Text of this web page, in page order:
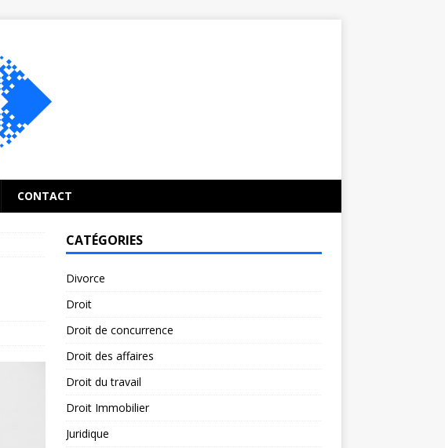
CONTACT
CATÉGORIES
Divorce
Droit
Droit de concurrence
Droit des affaires
Droit du travail
Droit Immobilier
Juridique